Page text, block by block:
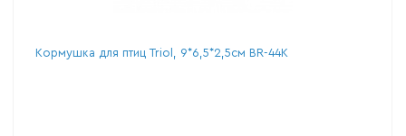
Кормушка для птиц Triol, 9*6,5*2,5см BR-44K